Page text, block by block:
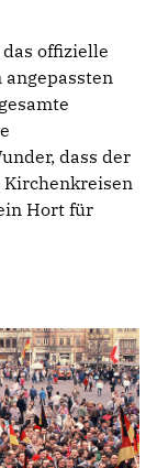
offizielle
angepassten
dass der
Kirchenkreisen
Hort für